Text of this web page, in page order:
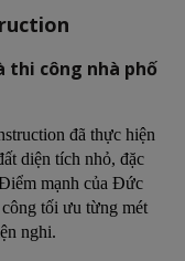
thi công nhà phố
đã thực hiện
diện tích nhỏ, đặc
mạnh của Đức
tối ưu từng mét
nghi.